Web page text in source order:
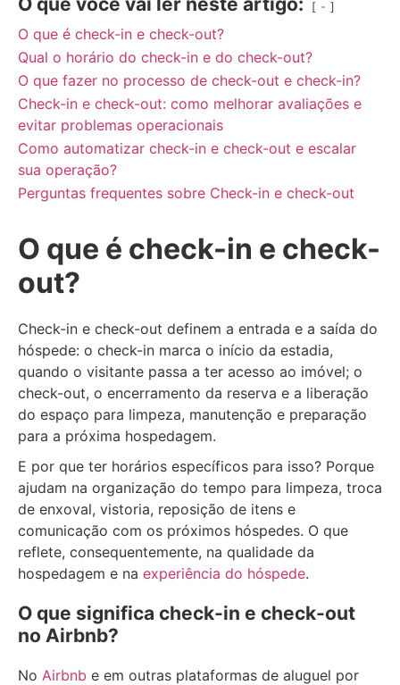
-
O que é check-in e check-out?
Qual o horário do check-in e do check-out?
O que fazer no processo de check-out e check-in?
Check-in e check-out: como melhorar avaliações e
evitar problemas operacionais
Como automatizar check-in e check-out e escalar
sua operação?
Perguntas frequentes sobre Check-in e check-out
O que é check-in e check-
out?
Check-in e check-out definem a entrada e a saída do
hóspede: o check-in marca o início da estadia,
quando o visitante passa a ter acesso ao imóvel; o
check-out, o encerramento da reserva e a liberação
do espaço para limpeza, manutenção e preparação
para a próxima hospedagem.
E por que ter horários específicos para isso? Porque
ajudam na organização do tempo para limpeza, troca
de enxoval, vistoria, reposição de itens e
comunicação com os próximos hóspedes. O que
reflete, consequentemente, na qualidade da
hospedagem e na experiência do hóspede.
O que significa check-in e check-out
no Airbnb?
No Airbnb e em outras plataformas de aluguel por